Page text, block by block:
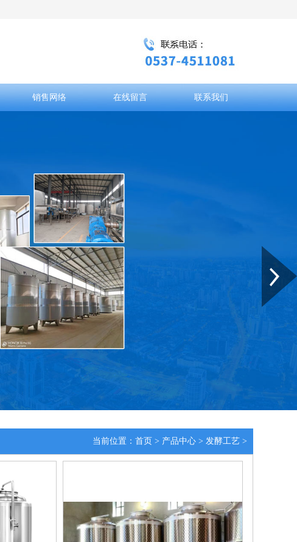
销售网络 在线留言 联系我们
Next
当前位置： 首页 > 产品中心 > 发酵工艺 >